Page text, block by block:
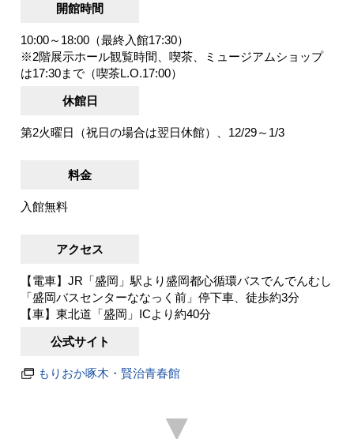
開館時間
10:00～18:00（最終入館17:30）
※2階展示ホール観覧時間、喫茶、ミュージアムショップ
は17:30まで（喫茶L.O.17:00）
休館日
第2火曜日（祝日の場合は翌日休館）、12/29～1/3
料金
入館無料
アクセス
【電車】JR「盛岡」駅より盛岡都心循環バスでんでんむし
「盛岡バスセンターななっく前」停下車、徒歩約3分
【車】東北道「盛岡」ICより約40分
公式サイト
もりおか啄木・賢治青春館
▼